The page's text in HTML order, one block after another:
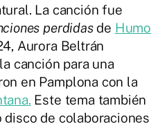
La canción fue
perdidasde Humo
Aurora Beltrán
canción para una
en Pamplona con la
Este tema también
de colaboraciones